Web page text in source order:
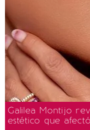
Galilea Montijo
estético que